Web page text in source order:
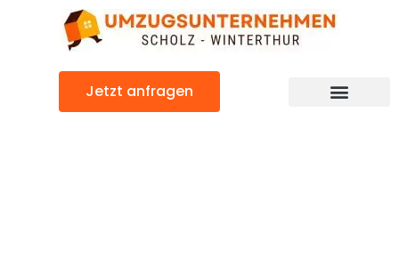
Jetzt anfragen